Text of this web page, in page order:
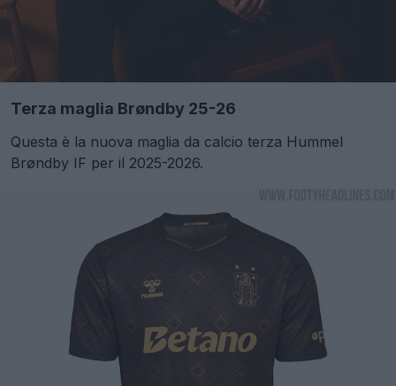
Terza maglia Brøndby 25-26
Questa è la nuova maglia da calcio terza Hummel
Brøndby IF per il 2025-2026.